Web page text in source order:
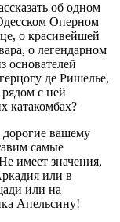
об одном
Оперном
о красивейшей
о легендарном
основателей
де Ришелье,
с ней
катакомбах?
дорогие вашему
самые
имеет значения,
или в
или на
Апельсину!